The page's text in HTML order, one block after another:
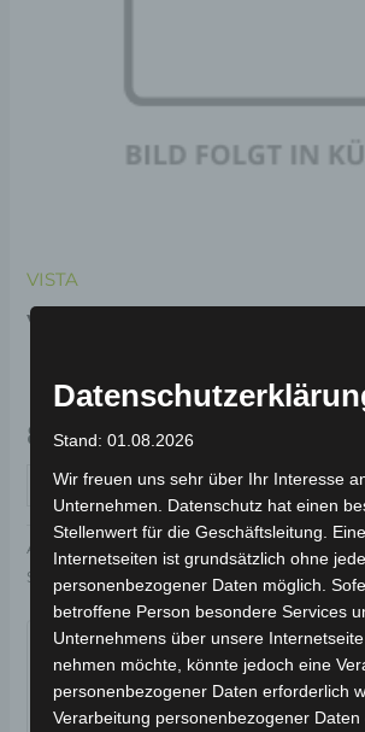
VISTA
VISTA STAURAUM
89,00€ *
IN DEN WARENKORB
Artikelnummer:
Schlagwort:
Karosserie & Verkleidung
Garantiert sicherer
Stand: 01.08.2026
Wir freuen uns sehr über Ihr Interesse
Unternehmen. Datenschutz hat einen
Stellenwert für die Geschäftsleitung.
Internetseiten ist grundsätzlich ohne
personenbezogener Daten möglich.
betroffene Person besondere Services
Unternehmens über unsere
nehmen möchte, könnte jedoch eine
personenbezogener Daten erforderlich
Verarbeitung personenbezogener